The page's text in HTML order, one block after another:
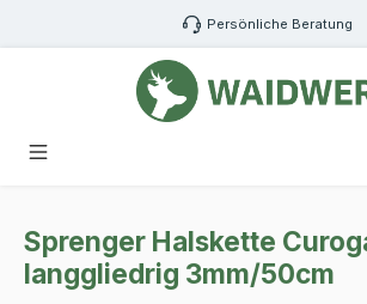
Zum Hauptinhalt springen Persönliche Beratung
Sprenger Halskette
langgliedrig 3mm/50cm